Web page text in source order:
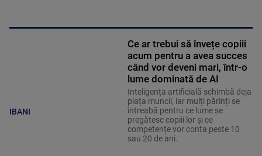
IBANI
Ce ar trebui să învețe copiii
acum pentru a avea succes
când vor deveni mari, într-o
lume dominată de AI
Inteligența artificială schimbă deja
piața muncii, iar mulți părinți se
întreabă pentru ce lume se
pregătesc copiii lor și ce
competențe vor conta peste 10
sau 20 de ani.